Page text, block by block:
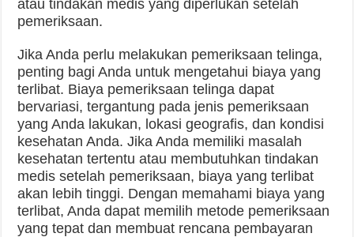
atau tindakan medis yang diperlukan setelah
pemeriksaan.
Jika Anda perlu melakukan pemeriksaan telinga,
penting bagi Anda untuk mengetahui biaya yang
terlibat. Biaya pemeriksaan telinga dapat
bervariasi, tergantung pada jenis pemeriksaan
yang Anda lakukan, lokasi geografis, dan kondisi
kesehatan Anda. Jika Anda memiliki masalah
kesehatan tertentu atau membutuhkan tindakan
medis setelah pemeriksaan, biaya yang terlibat
akan lebih tinggi. Dengan memahami biaya yang
terlibat, Anda dapat memilih metode pemeriksaan
yang tepat dan membuat rencana pembayaran